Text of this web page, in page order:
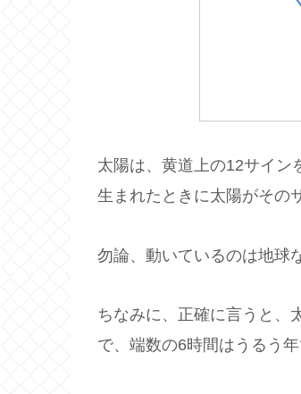
太陽は、黄道上の12サイン
生まれたときに太陽がその
勿論、動いているのは地球
ちなみに、正確に言うと、
で、端数の6時間はうるう